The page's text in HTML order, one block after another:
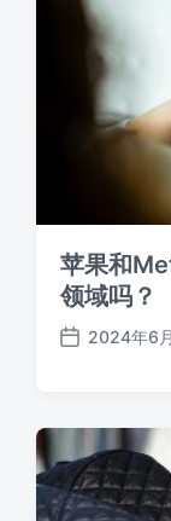
苹果和
领域吗？
发
期
2024年6